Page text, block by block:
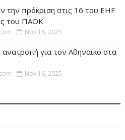
την πρόκριση στις 16 του EHF
του ΠΑΟΚ
Nov 16, 2025
ανατροπή για τον Αθηναϊκό στα
Nov 16, 2025